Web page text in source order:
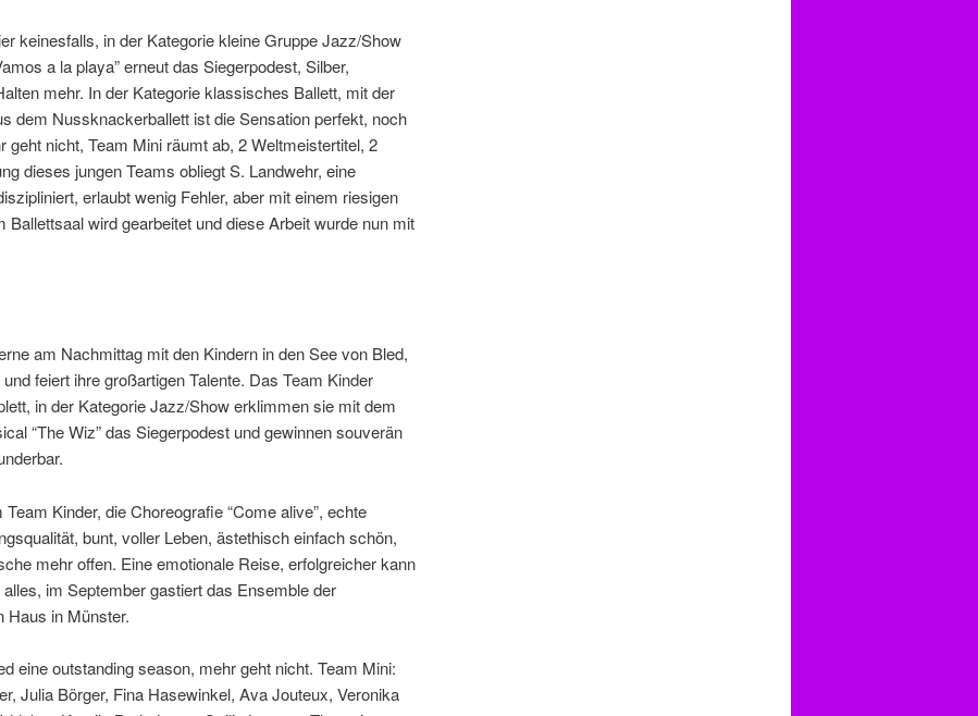
keinesfalls, in der Kategorie kleine Gruppe Jazz/Show
a la playa” erneut das Siegerpodest, Silber,
mehr. In der Kategorie klassisches Ballett, mit der
dem Nussknackerballett ist die Sensation perfekt, noch
geht nicht, Team Mini räumt ab, 2 Weltmeistertitel, 2
dieses jungen Teams obliegt S. Landwehr, eine
erlaubt wenig Fehler, aber mit einem riesigen
Ballettsaal wird gearbeitet und diese Arbeit wurde nun mit
am Nachmittag mit den Kindern in den See von Bled,
feiert ihre großartigen Talente. Das Team Kinder
in der Kategorie Jazz/Show erklimmen sie mit dem
“The Wiz” das Siegerpodest und gewinnen souverän
Kinder, die Choreografie “Come alive”, echte
bunt, voller Leben, ästethisch einfach schön,
mehr offen. Eine emotionale Reise, erfolgreicher kann
im September gastiert das Ensemble der
Haus in Münster.
eine outstanding season, mehr geht nicht. Team Mini:
Julia Börger, Fina Hasewinkel, Ava Jouteux, Veronika